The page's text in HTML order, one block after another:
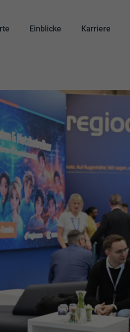
Einblicke Karriere